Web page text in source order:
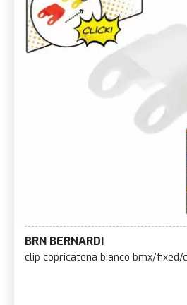
BRN BERNARDI
clip copricatena bianco bmx/fixed/